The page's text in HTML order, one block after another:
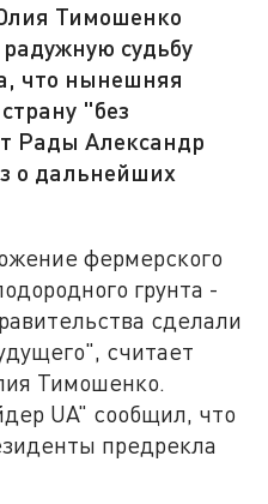
Тимошенко
судьбу
что нынешняя
"без
Рады Александр
о дальнейших
фермерского
грунта -
сделали
считает
Тимошенко.
UA" сообщил, что
предрекла